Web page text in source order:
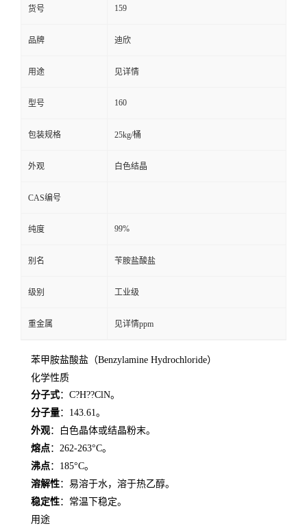
货号 159
品牌 迪欣
用途 见详情
型号 160
包装规格 25kg/桶
外观 白色结晶
CAS编号
纯度 99%
别名 苄胺盐酸盐
级别 工业级
重金属 见详情ppm
苯甲胺盐酸盐（Benzylamine Hydrochloride）
化学性质
分子式：C?H??ClN。
分子量：143.61。
外观：白色晶体或结晶粉末。
熔点：262-263°C。
沸点：185°C。
溶解性：易溶于水，溶于热乙醇。
稳定性：常温下稳定。
用途